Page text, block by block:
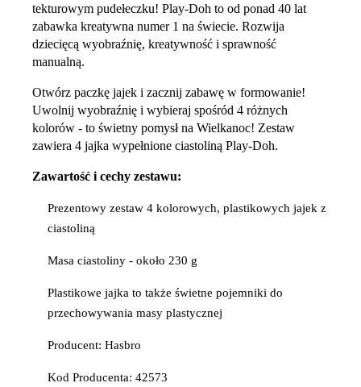
tekturowym pudełeczku! Play-Doh to od ponad 40 lat
zabawka kreatywna numer 1 na świecie. Rozwija
dziecięcą wyobraźnię, kreatywność i sprawność
manualną.
Otwórz paczkę jajek i zacznij zabawę w formowanie!
Uwolnij wyobraźnię i wybieraj spośród 4 różnych
kolorów - to świetny pomysł na Wielkanoc! Zestaw
zawiera 4 jajka wypełnione ciastoliną Play-Doh.
Zawartość i cechy zestawu:
Prezentowy zestaw 4 kolorowych, plastikowych jajek z
ciastoliną
Masa ciastoliny - około 230 g
Plastikowe jajka to także świetne pojemniki do
przechowywania masy plastycznej
Producent: Hasbro
Kod Producenta: 42573